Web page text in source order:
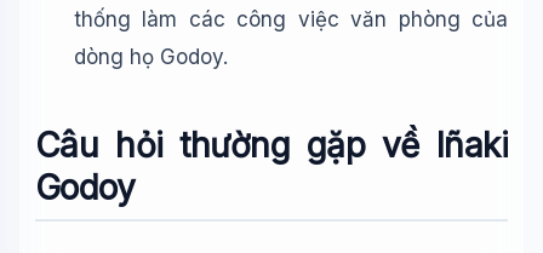
thống làm các công việc văn phòng của
dòng họ Godoy.
Câu hỏi thường gặp về Iñaki
Godoy